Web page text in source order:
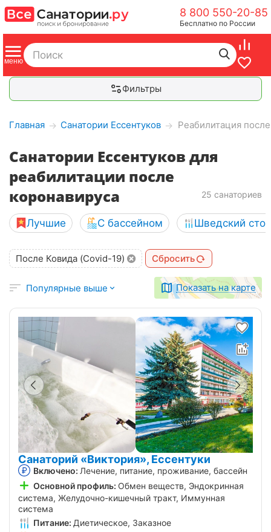
8 800 550-20-85
Бесплатно по России
Фильтры
Главная → Санатории Ессентуков → Реабилитация
Санатории Ессентуков для
реабилитации после
коронавируса
25 санаториев
Лучшие С бассейном Шведский стол
После Ковида (Covid-19) Сбросить
Популярные выше Показать на карте
Санаторий «Виктория», Ессентуки
Включено: Лечение, питание, проживание, бассейн
Основной профиль: Обмен веществ, Эндокринная
система, Желудочно-кишечный тракт, Иммунная
система
Питание: Диетическое, Заказное